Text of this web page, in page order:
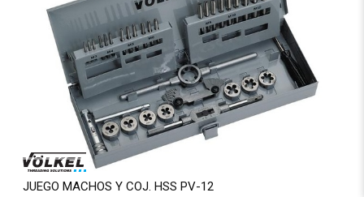
JUEGO MACHOS Y COJ. HSS PV-12